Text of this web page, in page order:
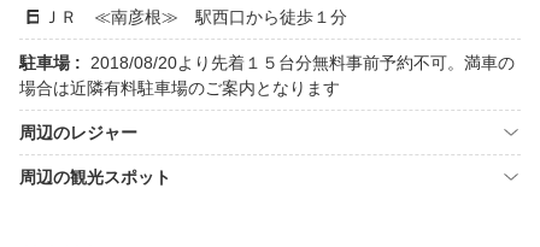
ＪＲ ≪南彦根≫ 駅西口から徒歩１分
駐車場 :
2018/08/20より先着１５台分無料事前予約不可。満車の
場合は近隣有料駐車場のご案内となります
周辺のレジャー
周辺の観光スポット